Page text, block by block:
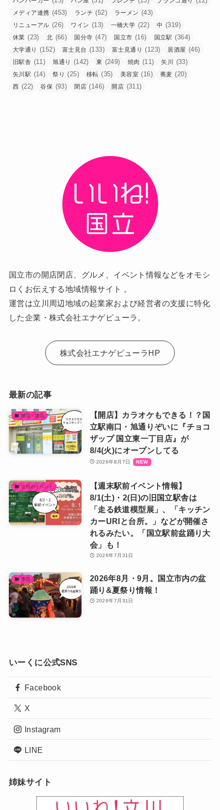
メディア連携 (453) ランチ (52) ラーメン (43)
リニューアル (26) ワイン (13) 一橋大学 (22) 中 (319)
休業 (23) 北 (66) 国分寺 (47) 国立市 (16) 国立駅 (364)
大学通り (152) 富士見台 (133) 富士見通り (123) 居酒屋 (46)
旧駅舎 (11) 旭通り (142) 東 (249) 焼肉 (11) 矢川 (33)
矢川駅 (14) 祭り (25) 移転 (35) 美容室 (16) 蕎麦 (20)
西 (22) 谷保 (93) 閉店 (146) 開店 (311)
国立市の開店閉店、グルメ、イベント情報などをオモシ
ロくお伝えする地域情報サイト 。
運営は立川周辺地域の起業家および経営者の支援に特化
した企業・株式会社エナゲピューラ。
株式会社エナゲピューラHP
最新の記事
開店・閉店
【開店】カラオケもできる！？国
立駅南口・旭通りぞいに『チョコ
ザップ 国立東一丁目店』が
8/4(火)にオープンしてる
2026年8月7日
注目のイベント
【週末駅前イベント情報】
8/1(土)・2(日)の旧国立駅舎は
「走る鉄道模型展」、「キッチン
カーURIと台所。」などが開催さ
れるみたい。「国立駅前盆踊り大
会」も！
2026年7月31日
季節
2026年8月・9月。国立市内の盆
踊り&夏祭り情報！
2026年7月31日
いーくに公式SNS
Facebook
X
Instagram
LINE
姉妹サイト